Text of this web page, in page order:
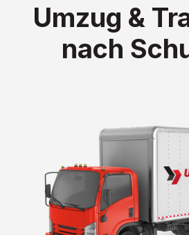
Umzug &
nach